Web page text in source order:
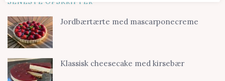
Jordbærtærte med mascarponecreme
Klassisk cheesecake med kirsebær